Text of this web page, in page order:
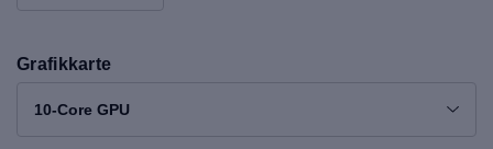
Grafikkarte
10-Core GPU